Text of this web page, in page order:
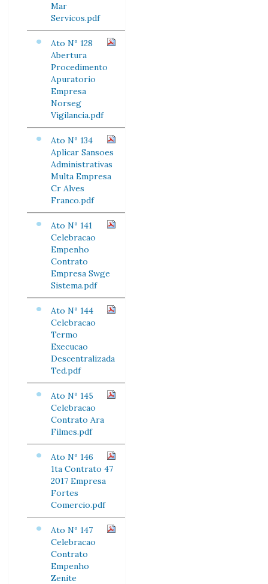
Mar
Servicos.pdf
Ato Nº 128
Abertura
Procedimento
Apuratorio
Empresa
Norseg
Vigilancia.pdf
Ato Nº 134
Aplicar Sansoes
Administrativas
Multa Empresa
Cr Alves
Franco.pdf
Ato Nº 141
Celebracao
Empenho
Contrato
Empresa Swge
Sistema.pdf
Ato Nº 144
Celebracao
Termo
Execucao
Descentralizada
Ted.pdf
Ato Nº 145
Celebracao
Contrato Ara
Filmes.pdf
Ato Nº 146
1ta Contrato 47
2017 Empresa
Fortes
Comercio.pdf
Ato Nº 147
Celebracao
Contrato
Empenho
Zenite